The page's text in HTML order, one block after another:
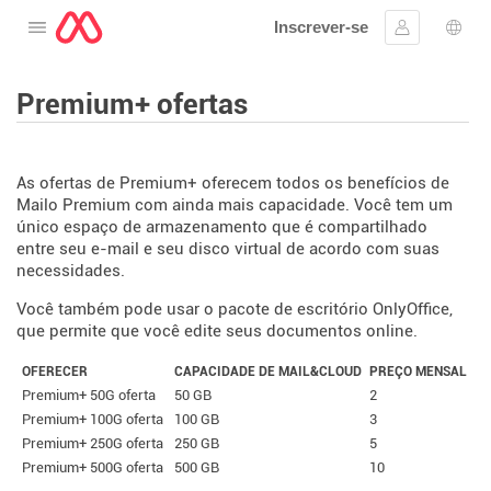
Abra o cardápio
Inscrever-se
Assinar em
Premium+ ofertas
As ofertas de Premium+ oferecem todos os benefícios de
Mailo Premium com ainda mais capacidade. Você tem um
único espaço de armazenamento que é compartilhado
entre seu e-mail e seu disco virtual de acordo com suas
necessidades.
Você também pode usar o pacote de escritório OnlyOffice,
que permite que você edite seus documentos online.
OFERECER CAPACIDADE DE MAIL&CLOUD PREÇO MENSAL
Premium+ 50G oferta 50 GB
2
Premium+ 100G oferta
100 GB
3
Premium+ 250G oferta
250 GB
5
Premium+ 500G oferta
500 GB 10